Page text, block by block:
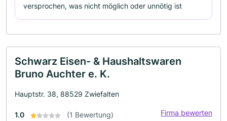
versprochen, was nicht möglich oder unnötig ist
Schwarz Eisen- & Haushaltswaren
Bruno Auchter e. K.
Hauptstr. 38, 88529 Zwiefalten
1.0 (1 Bewertung) Firma bewerten